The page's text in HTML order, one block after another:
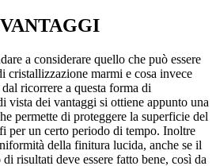
a considerare quello che può essere
cristallizzazione marmi e cosa invece
ricorrere a questa forma di
vista dei vantaggi si ottiene appunto una
permette di proteggere la superficie del
per un certo periodo di tempo. Inoltre
della finitura lucida, anche se il
risultati deve essere fatto bene, così da